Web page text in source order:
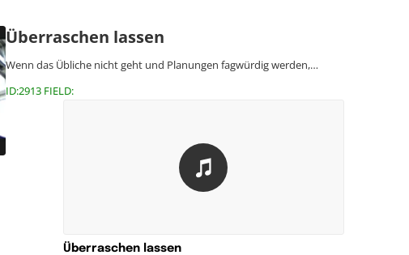
Überraschen lassen
Wenn das Übliche nicht geht und Planungen fagwürdig werden,…
ID:2913 FIELD:
Überraschen lassen